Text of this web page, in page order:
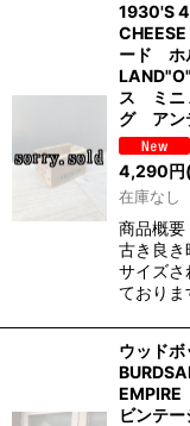
1930'S
ード ホ
ス ミニ
グ アン
4,290円
在庫なし
商品概要
古き良き
サイズさ
ており
ウッド
ビンテー